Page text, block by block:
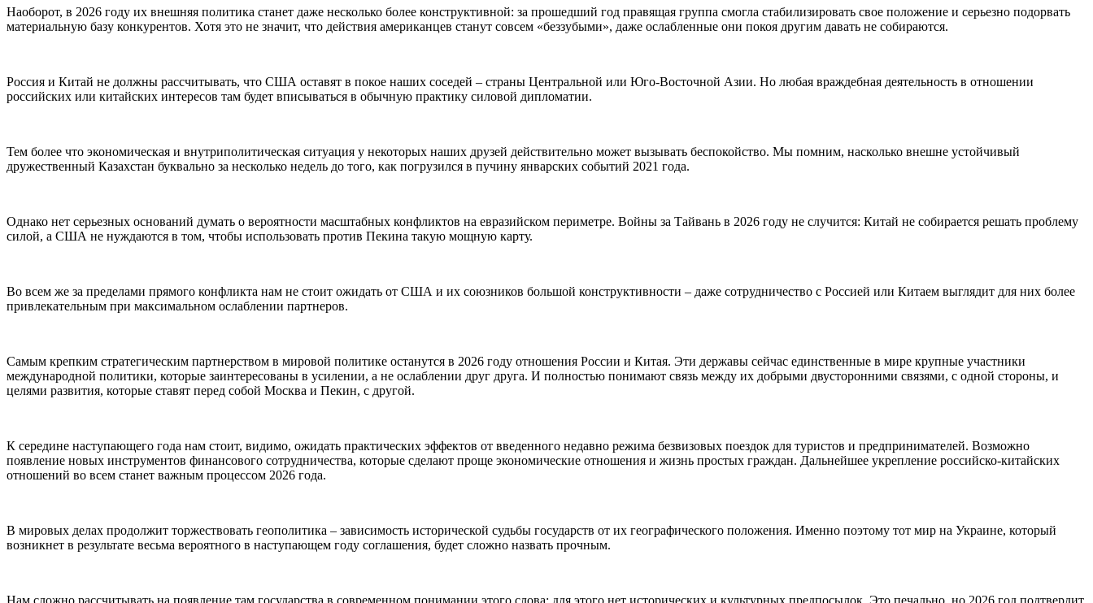
Наоборот, в 2026 году их внешняя политика станет даже несколько более конструктивной: за прошедший год правящая группа смогла стабилизировать свое положение и серьезно подорвать
материальную базу конкурентов. Хотя это не значит, что действия американцев станут совсем «беззубыми», даже ослабленные они покоя другим давать не собираются.
Россия и Китай не должны рассчитывать, что США оставят в покое наших соседей – страны Центральной или Юго-Восточной Азии. Но любая враждебная деятельность в отношении
российских или китайских интересов там будет вписываться в обычную практику силовой дипломатии.
Тем более что экономическая и внутриполитическая ситуация у некоторых наших друзей действительно может вызывать беспокойство. Мы помним, насколько внешне устойчивый
дружественный Казахстан буквально за несколько недель до того, как погрузился в пучину январских событий 2021 года.
Однако нет серьезных оснований думать о вероятности масштабных конфликтов на евразийском периметре. Войны за Тайвань в 2026 году не случится: Китай не собирается решать проблему
силой, а США не нуждаются в том, чтобы использовать против Пекина такую мощную карту.
Во всем же за пределами прямого конфликта нам не стоит ожидать от США и их союзников большой конструктивности – даже сотрудничество с Россией или Китаем выглядит для них более
привлекательным при максимальном ослаблении партнеров.
Самым крепким стратегическим партнерством в мировой политике останутся в 2026 году отношения России и Китая. Эти державы сейчас единственные в мире крупные участники
международной политики, которые заинтересованы в усилении, а не ослаблении друг друга. И полностью понимают связь между их добрыми двусторонними связями, с одной стороны, и
целями развития, которые ставят перед собой Москва и Пекин, с другой.
К середине наступающего года нам стоит, видимо, ожидать практических эффектов от введенного недавно режима безвизовых поездок для туристов и предпринимателей. Возможно
появление новых инструментов финансового сотрудничества, которые сделают проще экономические отношения и жизнь простых граждан. Дальнейшее укрепление российско-китайских
отношений во всем станет важным процессом 2026 года.
В мировых делах продолжит торжествовать геополитика – зависимость исторической судьбы государств от их географического положения. Именно поэтому тот мир на Украине, который
возникнет в результате весьма вероятного в наступающем году соглашения, будет сложно назвать прочным.
Нам сложно рассчитывать на появление там государства в современном понимании этого слова: для этого нет исторических и культурных предпосылок. Это печально, но 2026 год подтвердит,